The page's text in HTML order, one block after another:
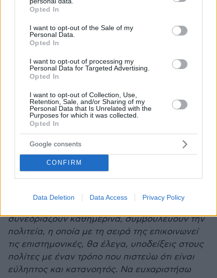
grant or deny consent to Google and its third-party tags to
use your data for below specified purposes in below Google
consent section.
Opted In
I want to opt-out of the Sale of my
Personal Data.
Opted In
I want to opt-out of processing my
Personal Data for Targeted Advertising.
Opted In
I want to opt-out of Collection, Use,
Retention, Sale, and/or Sharing of my
Personal Data that Is Unrelated with the
Purposes for which it was collected.
Opted In
Google consents
CONFIRM
Data Deletion Data Access Privacy Policy
πράξη ότι μπορούμε, προτάσσοντας την
ασφάλεια και την υγεία των πολιτών ως
απόλυτη προτεραιότητα, να μην
υπονομεύσουμε ταυτόχρονα και την οικονομική
συνολικά της ελληνικής οικονομίας, καθώς -το
γνωρίζετε πολύ καλά- ο τουρισμός αποτελεί
έναν κρίσιμο πυλώνα της αναπτυξιακής
δυναμικής της χώρας. Ξαναβρισκόμαστε,
λοιπόν, σήμερα στον ίδιο χώρο, εν μέσω ενός
γεωλογικού φαινομένου αυτή τη φορά. Μιας
και κάνατε την αρχική τοποθέτηση, θέλω να
σας πω ότι η πολιτεία στο ζήτημα αυτό, και
στον τομέα της ενημέρωσης, λειτουργεί
απολύτως συντεταγμένα: έχει συγκεκριμένες
Επιτροπές Εκτίμησης Σεισμικού Κινδύνου,
συνεδριάζουν καθημερινά, συμβουλεύουν την
πολιτεία, η οποία με τη σειρά της επικοινωνεί
τις επιστημονικές, θα έλεγα, υποδείξεις στους
πολίτες με έναν τρόπο που πιστεύω ότι είναι
εύληπτος και κατανοητός. Να ευχαριστήσω